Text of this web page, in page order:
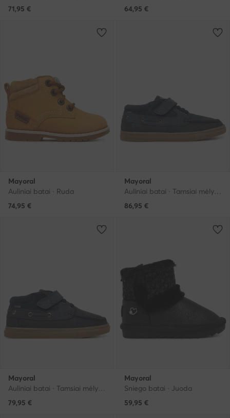
71,95 €
64,95 €
Mayoral
Auliniai batai · Ruda
74,95 €
Mayoral
Auliniai batai · Tamsiai mėlyna
86,95 €
Mayoral
Auliniai batai · Tamsiai mėlyna
79,95 €
Mayoral
Sniego batai · Juoda
59,95 €